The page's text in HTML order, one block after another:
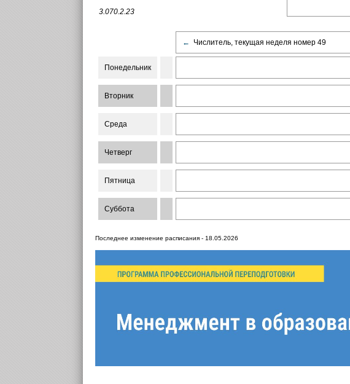
3.070.2.23
← Числитель, текущая неделя номер 49
Понедельник
Вторник
Среда
Четверг
Пятница
Суббота
Последнее изменение расписания - 18.05.2026